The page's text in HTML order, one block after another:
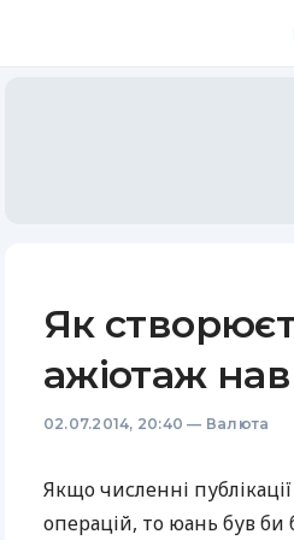
Як
ажіотаж
02.07.2014, 20:40 — Валюта
Якщо численні
операцій, то юань був